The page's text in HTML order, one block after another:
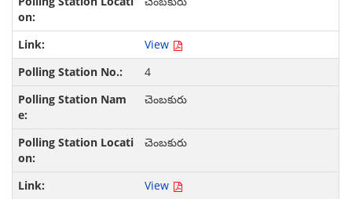
View
4
చెంబకురు
చెంబకురు
View